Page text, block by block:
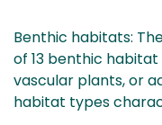
Benthic habitats:
of 13 benthic
vascular plants, or
habitat types